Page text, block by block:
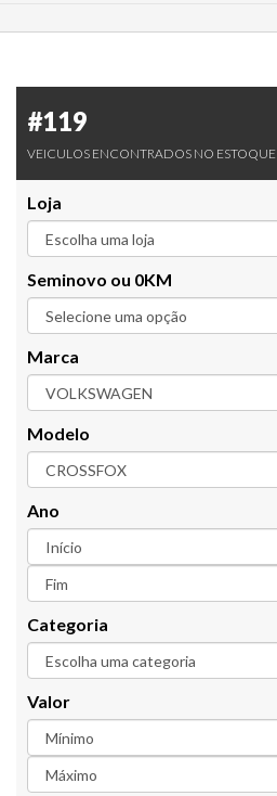
#119
VEICULOS ENCONTRADOS NO ESTOQUE
Loja
Seminovo ou 0KM
Marca
Modelo
Ano
Categoria
Valor